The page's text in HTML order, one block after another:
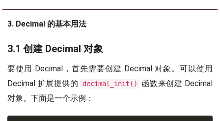
3. Decimal 的基本用法
3.1 创建 Decimal 对象
要使用 Decimal，首先需要创建 Decimal 对象。可以使用
Decimal 扩展提供的
decimal_init()
函数来创建 Decimal
对象。下面是一个示例：